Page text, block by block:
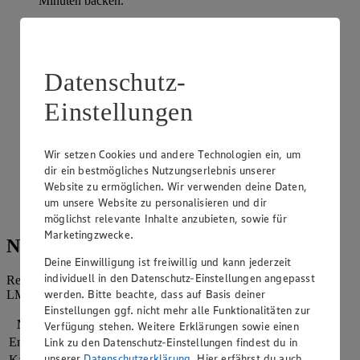
Sollten sich noch Teigreste am Stäbchen befinden, den
Kuchen für weitere 10 Minuten backen. Den Kuchen
abkühlen lassen.
Anschließend den Kuchen mit dem Zuckerguss glasieren.
gleichmäßig über dem Kuchen verteilen.
Die gewaschenen Blaubeeren auf dem noch flüssigen
Zuckerguss verteilen. Für 20 Minuten in den Kühlschrank
stellen, mit Minze garnieren und genießen.
Nährwerte
Referenzmenge für einen durchschnittlichen Erwachsenen laut
LMIV (8.400 kJ/2.000 kcal).
Nährwerte
pro Portion
Energie
1.239 kj (15 %)
Datenschutz-
Einstellungen
Wir setzen Cookies und andere Technologien ein, um
dir ein bestmögliches Nutzungserlebnis unserer
Website zu ermöglichen. Wir verwenden deine Daten,
um unsere Website zu personalisieren und dir
möglichst relevante Inhalte anzubieten, sowie für
Marketingzwecke.
Deine Einwilligung ist freiwillig und kann jederzeit
individuell in den Datenschutz-Einstellungen angepasst
werden. Bitte beachte, dass auf Basis deiner
Einstellungen ggf. nicht mehr alle Funktionalitäten zur
Verfügung stehen. Weitere Erklärungen sowie einen
Link zu den Datenschutz-Einstellungen findest du in